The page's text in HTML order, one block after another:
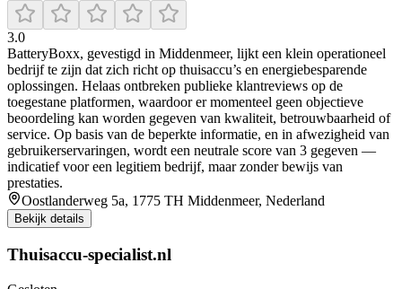
3.0
BatteryBoxx, gevestigd in Middenmeer, lijkt een klein operationeel
bedrijf te zijn dat zich richt op thuisaccu’s en energiebesparende
oplossingen. Helaas ontbreken publieke klantreviews op de
toegestane platformen, waardoor er momenteel geen objectieve
beoordeling kan worden gegeven van kwaliteit, betrouwbaarheid of
service. Op basis van de beperkte informatie, en in afwezigheid van
gebruikerservaringen, wordt een neutrale score van 3 gegeven —
indicatief voor een legitiem bedrijf, maar zonder bewijs van
prestaties.
Oostlanderweg 5a, 1775 TH Middenmeer, Nederland
Bekijk details
Thuisaccu-specialist.nl